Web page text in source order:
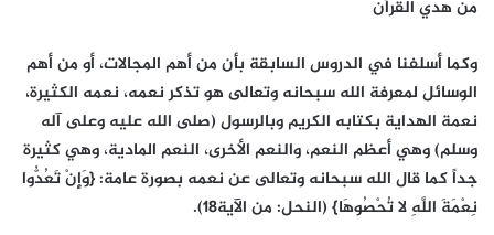
من هدي القرآن
وكما أسلفنا في الدروس السابقة بأن من أهم المجالات، أو من أهم
الوسائل لمعرفة الله سبحانه وتعالى هو تذكر نعمه، نعمه الكثيرة،
نعمة الهداية بكتابه الكريم وبالرسول (صلى الله عليه وعلى آله
وسلم) وهي أعظم النعم، والنعم الأخرى، النعم المادية، وهي كثيرة
جداً كما قال الله سبحانه وتعالى عن نعمه بصورة عامة: {وَإِنْ تَعُدُّوا
نِعْمَةَ اللَّهِ لا تُحْصُوهَا} (النحل: من الآية18).